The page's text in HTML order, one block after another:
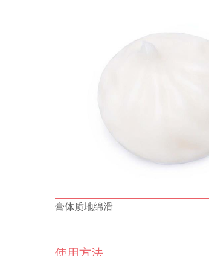
膏体质地绵滑
使用方法